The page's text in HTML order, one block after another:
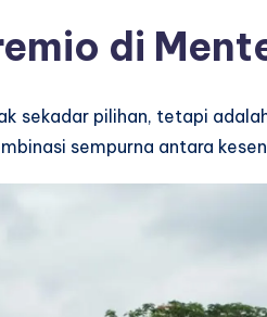
di
sekadar pilihan, tetapi
sempurna antara